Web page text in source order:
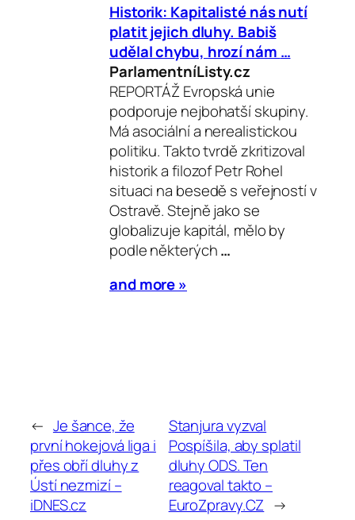
Historik: Kapitalisté nás nutí
platit jejichdluhy. Babiš
udělal chybu, hrozí nám …
ParlamentníListy.cz
REPORTÁŽ Evropská unie
podporuje nejbohatší skupiny.
Má asociální a nerealistickou
politiku. Takto tvrdě zkritizoval
historik a filozof Petr Rohel
situaci na besedě s veřejností v
Ostravě. Stejně jako se
globalizuje kapitál, mělo by
podle některých…
and more »
← Je šance, že
první hokejová liga i
přes obří dluhy z
Ústí nezmizí –
iDNES.cz
Stanjura vyzval
Pospíšila, aby splatil
dluhy ODS. Ten
reagoval takto –
EuroZpravy.CZ →